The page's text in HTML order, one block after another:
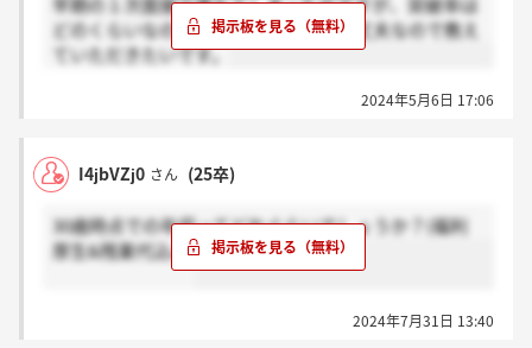
どのくらいなのでしょうか。体感で大丈夫なので教え
ていただきたいです。
2024年5月6日 17:06
I4jbVZj0 さん (25卒)
30歳時点での年収ってどれぐらいでしょうか？(福利
厚生&残業代込み)
2024年7月31日 13:40